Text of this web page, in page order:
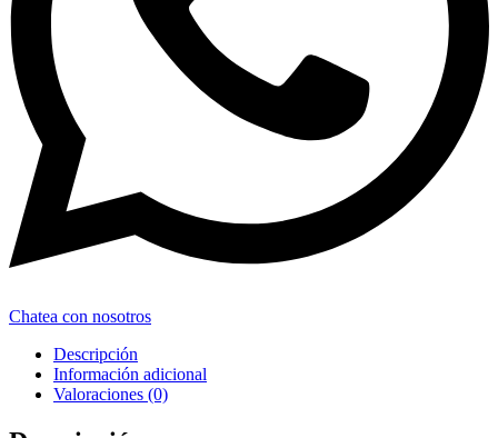
Chatea con nosotros
Descripción
Información adicional
Valoraciones (0)